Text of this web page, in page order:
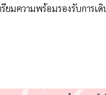
รียมความพร้อมรองรับการเ